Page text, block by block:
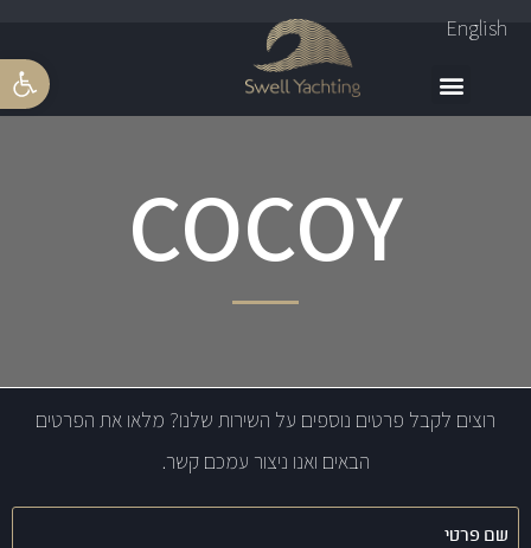
פתח
English
COCOY
רוצים לקבל פרטים נוספים על השירות שלנו? מלאו את הפרטים
הבאים ואנו ניצור עמכם קשר.
שם
פרטי